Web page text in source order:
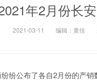
年2月份长
2021-03-11 编辑：黄佳
纷公布了各自2月份的产